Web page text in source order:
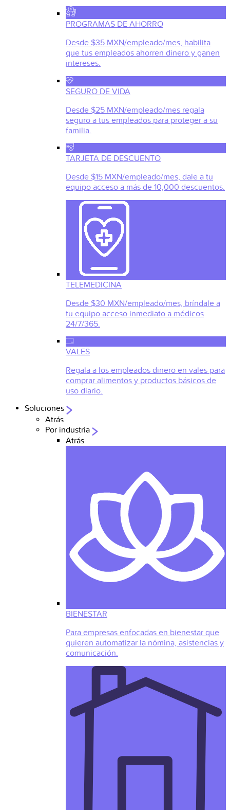
PROGRAMAS DE AHORRO
Desde $35 MXN/empleado/mes, habilita
que tus empleados ahorren dinero y ganen
intereses.
SEGURO DE VIDA
Desde $25 MXN/empleado/mes regala
seguro a tus empleados para proteger a su
familia.
TARJETA DE DESCUENTO
Desde $15 MXN/empleado/mes, dale a tu
equipo acceso a más de 10,000 descuentos.
TELEMEDICINA
Desde $30 MXN/empleado/mes, bríndale a
tu equipo acceso inmediato a médicos
24/7/365.
VALES
Regala a los empleados dinero en vales para
comprar alimentos y productos básicos de
uso diario.
Soluciones
Atrás
Por industria
Atrás
BIENESTAR
Para empresas enfocadas en bienestar que
quieren automatizar la nómina, asistencias y
comunicación.